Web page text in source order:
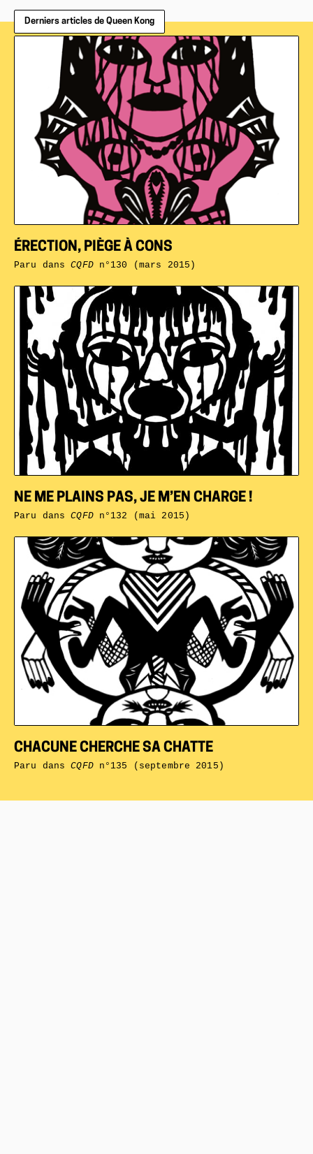
Derniers articles de Queen Kong
CHACUNE CHERCHE SA CHATTE
Paru dansCQFDn°135 (septembre 2015)
NE ME PLAINS PAS, JE M’EN CHARGE !
Paru dansCQFDn°132 (mai 2015)
ÉRECTION, PIÈGE À CONS
Paru dansCQFDn°130 (mars 2015)